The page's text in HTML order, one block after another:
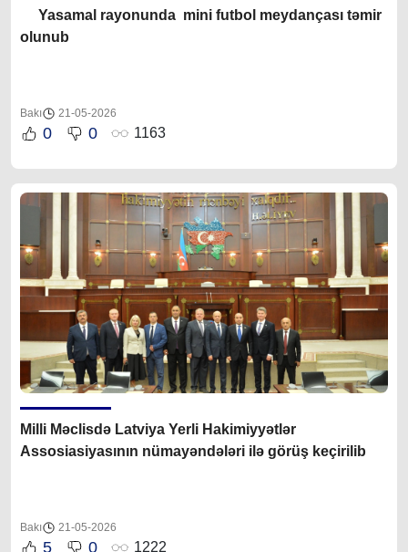
Yasamal rayonunda mini futbol meydançası təmir
olunub
Bakı 21-05-2026
0 0 1163
Milli Məclisdə Latviya Yerli Hakimiyyətlər
Assosiasiyasının nümayəndələri ilə görüş keçirilib
Bakı 21-05-2026
5 0 1222